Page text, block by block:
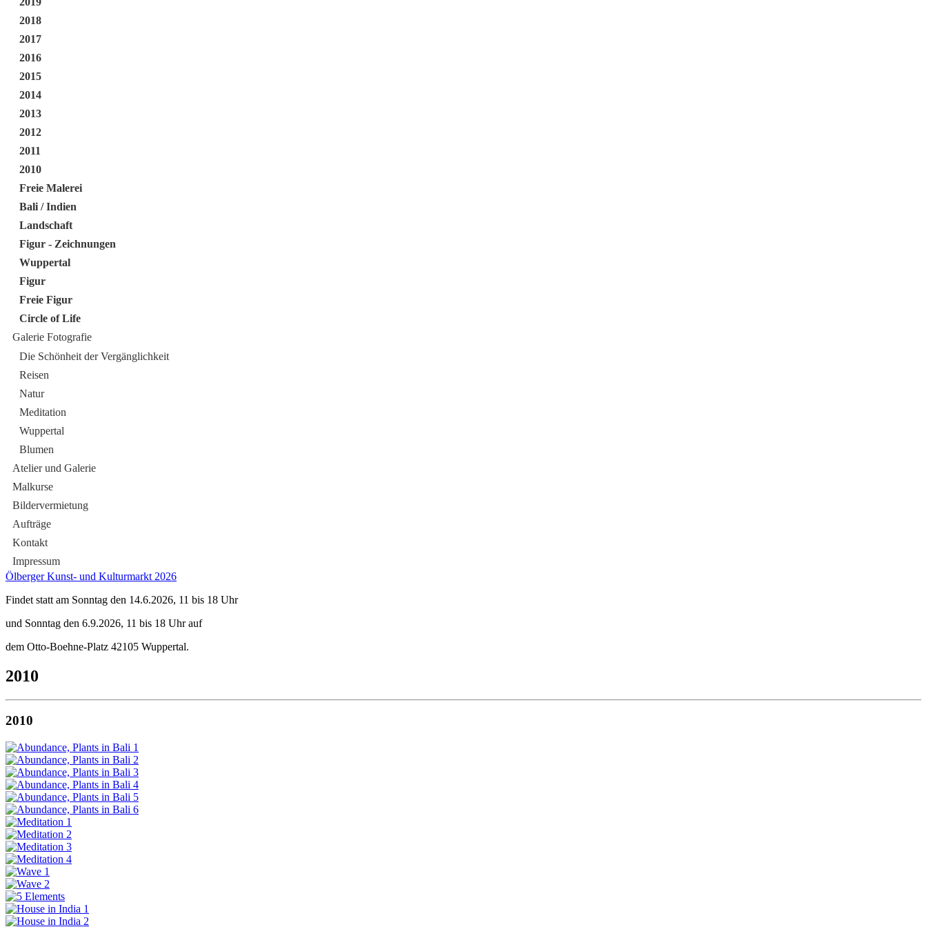
2018
2017
2016
2015
2014
2013
2012
2011
2010
Freie Malerei
Bali / Indien
Landschaft
Figur - Zeichnungen
Wuppertal
Figur
Freie Figur
Circle of Life
Galerie Fotografie
Die Schönheit der Vergänglichkeit
Reisen
Natur
Meditation
Wuppertal
Blumen
Atelier und Galerie
Malkurse
Bildervermietung
Aufträge
Kontakt
Impressum
Ölberger Kunst- und Kulturmarkt 2026
Findet statt am Sonntag den 14.6.2026, 11 bis 18 Uhr
und Sonntag den 6.9.2026, 11 bis 18 Uhr auf
dem Otto-Boehne-Platz 42105 Wuppertal.
2010
2010